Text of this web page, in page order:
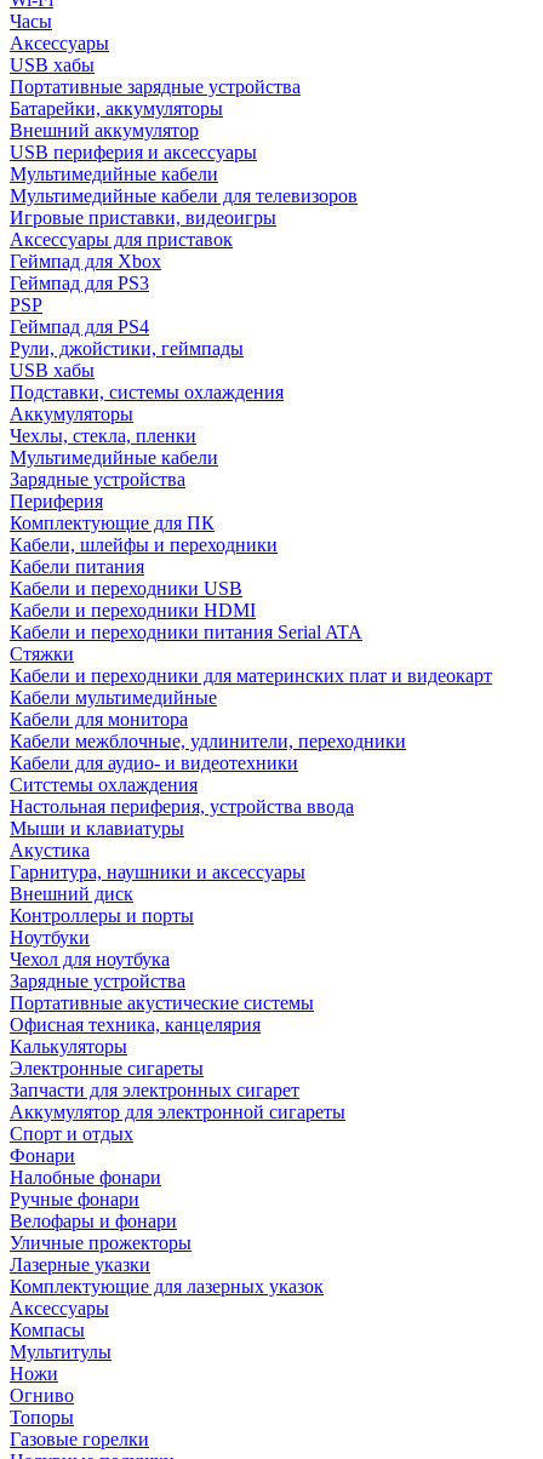
Часы
Аксессуары
USB хабы
Портативные зарядные устройства
Батарейки, аккумуляторы
Внешний аккумулятор
USB периферия и аксессуары
Мультимедийные кабели
Мультимедийные кабели для телевизоров
Игровые приставки, видеоигры
Аксессуары для приставок
Геймпад для Xbox
Геймпад для PS3
PSP
Геймпад для PS4
Рули, джойстики, геймпады
USB хабы
Подставки, системы охлаждения
Аккумуляторы
Чехлы, стекла, пленки
Мультимедийные кабели
Зарядные устройства
Периферия
Комплектующие для ПК
Кабели, шлейфы и переходники
Кабели питания
Кабели и переходники USB
Кабели и переходники HDMI
Кабели и переходники питания Serial ATA
Стяжки
Кабели и переходники для материнских плат и видеокарт
Кабели мультимедийные
Кабели для монитора
Кабели межблочные, удлинители, переходники
Кабели для аудио- и видеотехники
Ситстемы охлаждения
Настольная периферия, устройства ввода
Мыши и клавиатуры
Акустика
Гарнитура, наушники и аксессуары
Внешний диск
Контроллеры и порты
Ноутбуки
Чехол для ноутбука
Зарядные устройства
Портативные акустические системы
Офисная техника, канцелярия
Калькуляторы
Электронные сигареты
Запчасти для электронных сигарет
Аккумулятор для электронной сигареты
Спорт и отдых
Фонари
Налобные фонари
Ручные фонари
Велофары и фонари
Уличные прожекторы
Лазерные указки
Комплектующие для лазерных указок
Аксессуары
Компасы
Мультитулы
Ножи
Огниво
Топоры
Газовые горелки